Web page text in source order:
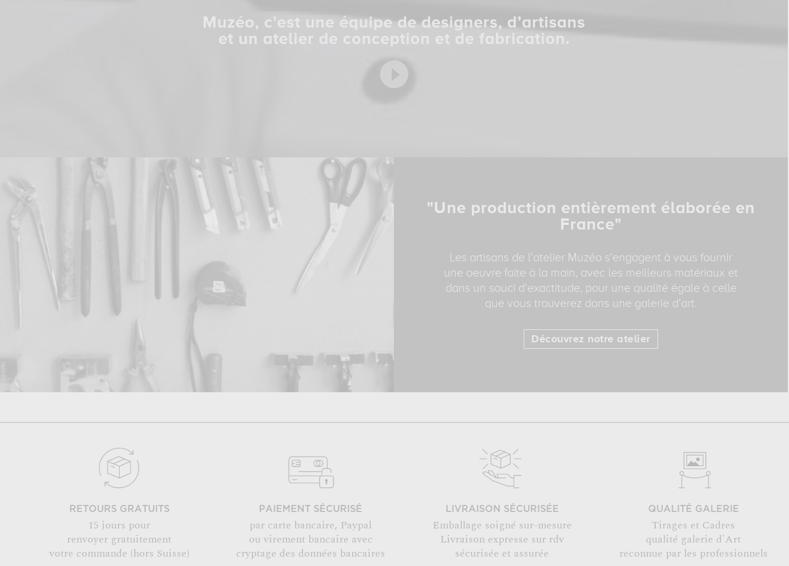
Muzéo, c'est une équipe de designers, d’artisans
et un atelier de conception et de fabrication.
"Une production entièrement élaborée en
France"
Les artisans de l'atelier Muzéo s'engagent à vous fournir
une oeuvre faite à la main, avec les meilleurs matériaux et
dans un souci d'exactitude, pour une qualité égale à celle
que vous trouverez dans une galerie d'art.
Découvrez notre atelier
RETOURS GRATUITS
15 jours pour
renvoyer gratuitement
votre commande (hors Suisse)
PAIEMENT SÉCURISÉ
par carte bancaire, Paypal
ou virement bancaire avec
cryptage des données bancaires
LIVRAISON SÉCURISÉE
Emballage soigné sur-mesure
Livraison expresse sur rdv
sécurisée et assurée
QUALITÉ GALERIE
Tirages et Cadres
qualité galerie d'Art
reconnue par les professionnels